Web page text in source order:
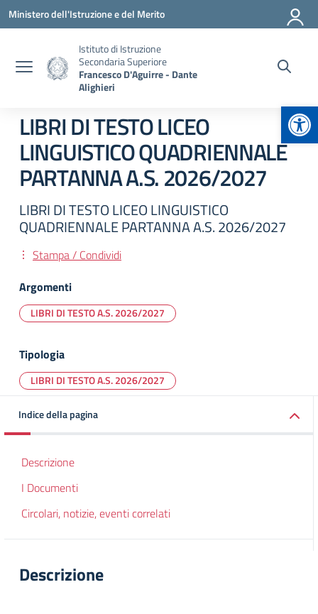
Vai ai contenuti
Vai al menu di navigazione
Vai al footer
Ministero dell'Istruzione e del Merito
Istituto di Istruzione
Secondaria Superiore
Francesco D'Aguirre - Dante
Alighieri
LIBRI DI TESTO LICEO
LINGUISTICO QUADRIENNALE
PARTANNA A.S. 2026/2027
LIBRI DI TESTO LICEO LINGUISTICO
QUADRIENNALE PARTANNA A.S. 2026/2027
Stampa / Condividi
Argomenti
LIBRI DI TESTO A.S. 2026/2027
Tipologia
LIBRI DI TESTO A.S. 2026/2027
Indice della pagina
Descrizione
I Documenti
Circolari, notizie, eventi correlati
Descrizione